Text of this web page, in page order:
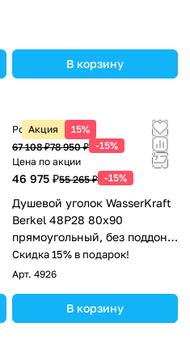
В корзину
Акция 15%
Розничная цена
67 108 ₽78 950 ₽ -15%
Цена по акции
46 975 ₽55 265 ₽ -15%
Душевой уголок WasserKraft
Berkel 48P28 80х90
прямоугольный, без поддона,
прозрачное стекло, хром
Скидка 15% в подарок!
Арт. 4926
В корзину